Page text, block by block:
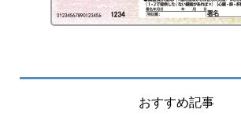
おすすめ記事